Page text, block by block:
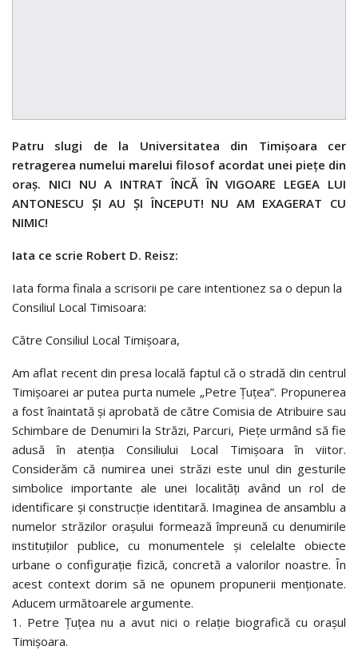
Patru slugi de la Universitatea din Timişoara cer
retragerea numelui marelui filosof acordat unei pieţe din
oraş. NICI NU A INTRAT ÎNCĂ ÎN VIGOARE LEGEA LUI
ANTONESCU ŞI AU ŞI ÎNCEPUT! NU AM EXAGERAT CU
NIMIC!
Iata ce scrie Robert D. Reisz:
Iata forma finala a scrisorii pe care intentionez sa o depun la
Consiliul Local Timisoara:
Către Consiliul Local Timișoara,
Am aflat recent din presa locală faptul că o stradă din centrul
Timișoarei ar putea purta numele „Petre Țuțea”. Propunerea
a fost înaintată și aprobată de către Comisia de Atribuire sau
Schimbare de Denumiri la Străzi, Parcuri, Pieţe urmând să fie
adusă în atenția Consiliului Local Timișoara în viitor.
Considerăm că numirea unei străzi este unul din gesturile
simbolice importante ale unei localități având un rol de
identificare și construcție identitară. Imaginea de ansamblu a
numelor străzilor orașului formează împreună cu denumirile
instituțiilor publice, cu monumentele și celelalte obiecte
urbane o configurație fizică, concretă a valorilor noastre. În
acest context dorim să ne opunem propunerii menționate.
Aducem următoarele argumente.
1. Petre Țuțea nu a avut nici o relație biografică cu orașul
Timișoara.